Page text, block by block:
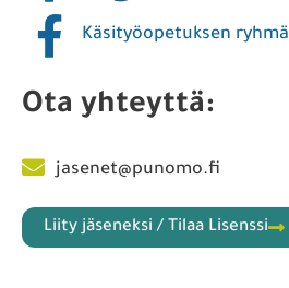
Käsityöopetuksen ryhmä
Ota yhteyttä:
jasenet@punomo.fi
Liity jäseneksi / Tilaa Lisenssi